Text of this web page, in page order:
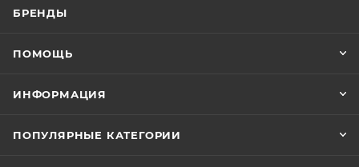
БРЕНДЫ
ПОМОЩЬ
ИНФОРМАЦИЯ
ПОПУЛЯРНЫЕ КАТЕГОРИИ